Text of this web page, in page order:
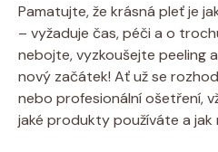
Pamatujte, že krásná pleť je
– vyžaduje čas, péči a o
nebojte, vyzkoušejte peeling
nový začátek! Ať už se
nebo profesionální ošetření,
jaké produkty používáte a jak